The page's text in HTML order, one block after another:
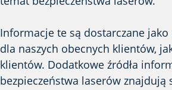
Informacje te są dostarczane jako
dla naszych obecnych klientów,
klientów. Dodatkowe źródła
bezpieczeństwa laserów znajdują